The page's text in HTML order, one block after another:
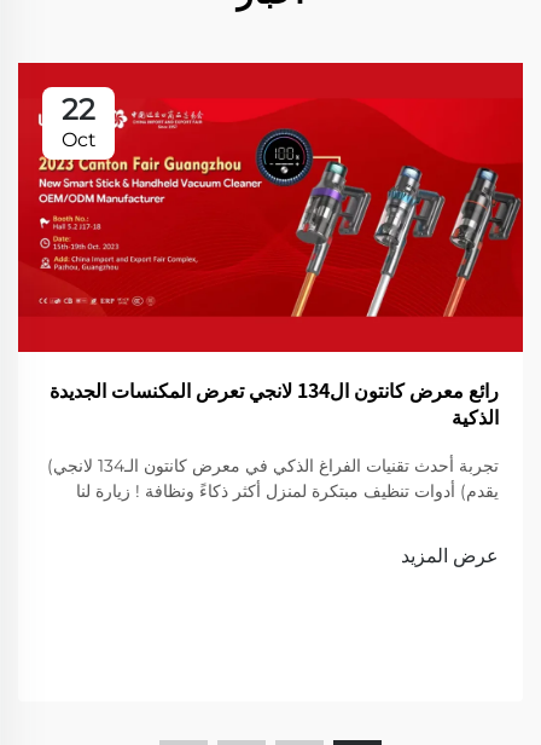
22
Oct
رائع معرض كانتون ال134 لانجي تعرض المكنسات الجديدة
الذكية
تجربة أحدث تقنيات الفراغ الذكي في معرض كانتون الـ134 لانجي)
يقدم) أدوات تنظيف مبتكرة لمنزل أكثر ذكاءً ونظافة ! زيارة لنا
عرض المزيد